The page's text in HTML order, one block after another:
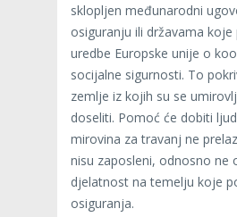
sklopljen međunarodni
osiguranju ili državama
uredbe Europske unije o
socijalne sigurnosti. To
zemlje iz kojih su se
doseliti. Pomoć će dobiti
mirovina za travanj ne
nisu zaposleni, odnosno ne
djelatnost na temelju koje
osiguranja.